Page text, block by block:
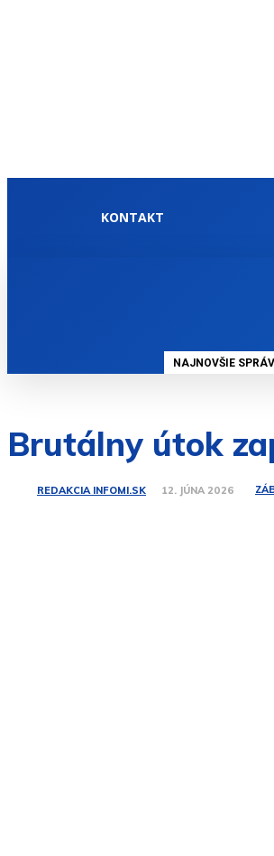
KONTAKT
NAJNOVŠIE
Brutálny útok
REDAKCIA INFOMI.SK 12. JÚNA 2026